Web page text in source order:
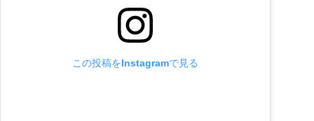
この投稿をInstagramで見る